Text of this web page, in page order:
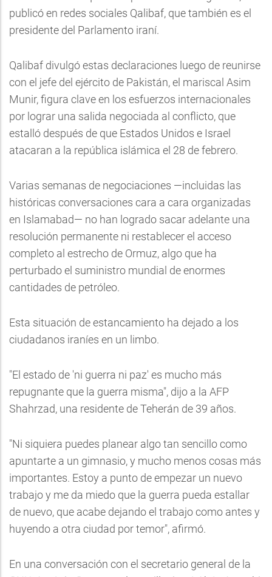
publicó en redes sociales Qalibaf, que también es el
presidente del Parlamento iraní.
Qalibaf divulgó estas declaraciones luego de reunirse
con el jefe del ejército de Pakistán, el mariscal Asim
Munir, figura clave en los esfuerzos internacionales
por lograr una salida negociada al conflicto, que
estalló después de que Estados Unidos e Israel
atacaran a la república islámica el 28 de febrero.
Varias semanas de negociaciones —incluidas las
históricas conversaciones cara a cara organizadas
en Islamabad— no han logrado sacar adelante una
resolución permanente ni restablecer el acceso
completo al estrecho de Ormuz, algo que ha
perturbado el suministro mundial de enormes
cantidades de petróleo.
Esta situación de estancamiento ha dejado a los
ciudadanos iraníes en un limbo.
"El estado de 'ni guerra ni paz' es mucho más
repugnante que la guerra misma", dijo a la AFP
Shahrzad, una residente de Teherán de 39 años.
"Ni siquiera puedes planear algo tan sencillo como
apuntarte a un gimnasio, y mucho menos cosas más
importantes. Estoy a punto de empezar un nuevo
trabajo y me da miedo que la guerra pueda estallar
de nuevo, que acabe dejando el trabajo como antes y
huyendo a otra ciudad por temor", afirmó.
En una conversación con el secretario general de la